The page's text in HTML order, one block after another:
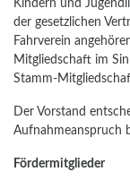
Kindern und
der gesetzlichen
Fahrverein
Mitgliedschaft im
Stamm-
Der Vorstand
Aufnahmeanspruch
Fördermitglieder